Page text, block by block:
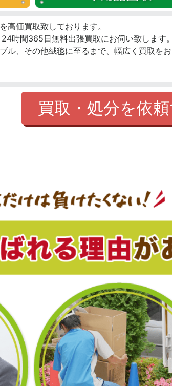
高価買取致しております。
時間365日無料出張買取にお伺い致します。
ル、その他絨毯に至るまで、幅広く買取を
買取・処分を依